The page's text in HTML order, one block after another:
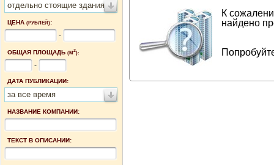
отдельно стоящие здания
ЦЕНА (РУБЛЕЙ):
-
ОБЩАЯ ПЛОЩАДЬ (М2):
-
ДАТА ПУБЛИКАЦИИ:
за все время
НАЗВАНИЕ КОМПАНИИ:
ТЕКСТ В ОПИСАНИИ:
К
найдено